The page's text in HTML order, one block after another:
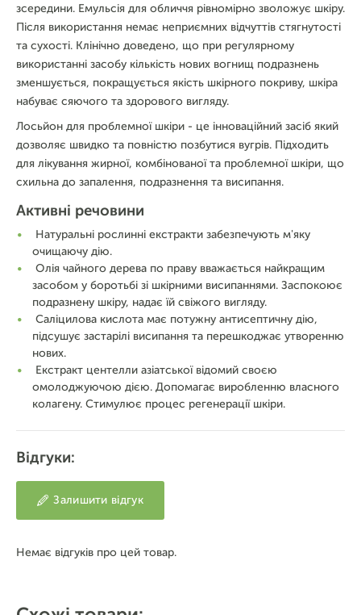
зсередини. Емульсія для обличчя рівномірно зволожує шкіру.
Після використання немає неприємних відчуттів стягнутості
та сухості. Клінічно доведено, що при регулярному
використанні засобу кількість нових вогнищ подразнень
зменшується, покращується якість шкірного покриву, шкіра
набуває сяючого та здорового вигляду.
Лосьйон для проблемної шкіри - це інноваційний засіб який
дозволяє швидко та повністю позбутися вугрів. Підходить
для лікування жирної, комбінованої та проблемної шкіри, що
схильна до запалення, подразнення та висипання.
Активні речовини
Натуральні рослинні екстракти забезпечують м'яку
очищаючу дію.
Олія чайного дерева по праву вважається найкращим
засобом у боротьбі зі шкірними висипаннями. Заспокоює
подразнену шкіру, надає їй свіжого вигляду.
Саліцилова кислота має потужну антисептичну дію,
підсушує застарілі висипання та перешкоджає утворенню
нових.
Екстракт центелли азіатської відомий своєю
омолоджуючою дією. Допомагає виробленню власного
колагену. Стимулює процес регенерації шкіри.
Відгуки:
Залишити відгук
Немає відгуків про цей товар.